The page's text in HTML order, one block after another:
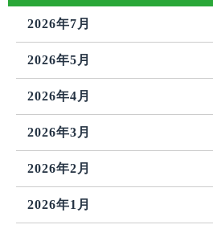
2026年7月
2026年5月
2026年4月
2026年3月
2026年2月
2026年1月